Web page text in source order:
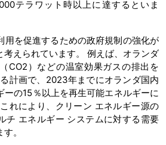
テラワット時以上に達するといま
用を促進するための政府規制の強化が
考えられています。 例えば、オランダ
CO2）などの温室効果ガスの排出を
計画で、2023年までにオランダ国内
ーの15％以上を再生可能エネルギーに
れにより、クリーン エネルギー源の
チ エネルギー システムに対する需要
。